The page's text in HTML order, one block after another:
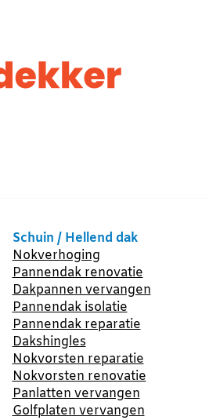
Schuin / Hellend dak
Nokverhoging
Pannendak renovatie
Dakpannen vervangen
Pannendak isolatie
Pannendak reparatie
Dakshingles
Nokvorsten reparatie
Nokvorsten renovatie
Panlatten vervangen
Golfplaten vervangen